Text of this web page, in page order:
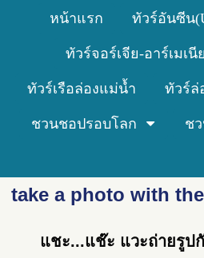
หน้าแรก ทัวร์อันซีน
ทัวร์จอร์เจีย-อาร์เมเ
ทัวร์เรือล่องแม่น้ำ ทัวร์ล่
ชวนชอปรอบโลก ช
take a photo with
แชะ...แช๊ะ แวะถ่ายรูป